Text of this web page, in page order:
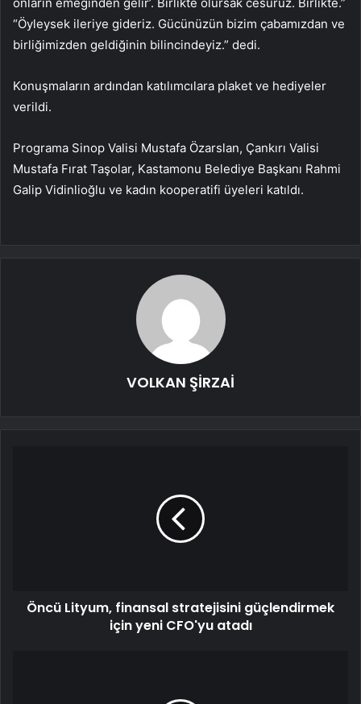
onların emeğinden gelir’. Birlikte olursak cesuruz. Birlikte.”
“Öyleysek ileriye gideriz. Gücünüzün bizim çabamızdan ve
birliğimizden geldiğinin bilincindeyiz.” dedi.
Konuşmaların ardından katılımcılara plaket ve hediyeler
verildi.
Programa Sinop Valisi Mustafa Özarslan, Çankırı Valisi
Mustafa Fırat Taşolar, Kastamonu Belediye Başkanı Rahmi
Galip Vidinlioğlu ve kadın kooperatifi üyeleri katıldı.
VOLKAN ŞİRZAİ
Öncü Lityum, finansal stratejisini güçlendirmek
için yeni CFO'yu atadı